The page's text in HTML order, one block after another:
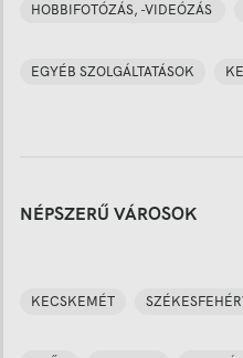
HOBBIFOTÓZÁS, -VIDEÓZÁS
EGYÉB SZOLGÁLTATÁSOK
NÉPSZERŰ VÁROSOK
KECSKEMÉT